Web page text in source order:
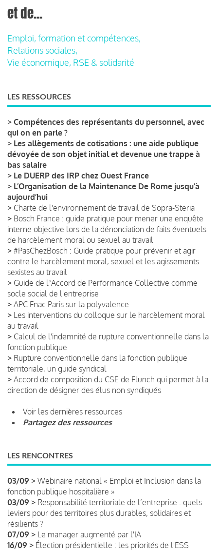
et de...
Emploi, formation et compétences,
Relations sociales,
Vie économique, RSE & solidarité
LES RESSOURCES
> Compétences des représentants du personnel, avec
qui on en parle ?
> Les allègements de cotisations : une aide publique
dévoyée de son objet initial et devenue une trappe à
bas salaire
> Le DUERP des IRP chez Ouest France
> L’Organisation de la Maintenance De Rome jusqu’à
aujourd’hui
> Charte de l'environnement de travail de Sopra-Steria
> Bosch France : guide pratique pour mener une enquête
interne objective lors de la dénonciation de faits éventuels
de harcèlement moral ou sexuel au travail
> #PasChezBosch : Guide pratique pour prévenir et agir
contre le harcèlement moral, sexuel et les agissements
sexistes au travail
> Guide de lʼAccord de Performance Collective comme
socle social de l'entreprise
> APC Fnac Paris sur la polyvalence
> Les interventions du colloque sur le harcèlement moral
au travail
> Calcul de l'indemnité de rupture conventionnelle dans la
fonction publique
> Rupture conventionnelle dans la fonction publique
territoriale, un guide syndical
> Accord de composition du CSE de Flunch qui permet à la
direction de désigner des élus non syndiqués
Voir les dernières ressources
Partagez des ressources
LES RENCONTRES
03/09 > Webinaire national « Emploi et Inclusion dans la
fonction publique hospitalière »
03/09 > Responsabilité territoriale de l’entreprise : quels
leviers pour des territoires plus durables, solidaires et
résilients ?
07/09 > Le manager augmenté par l'IA
16/09 > Élection présidentielle : les priorités de l'ESS